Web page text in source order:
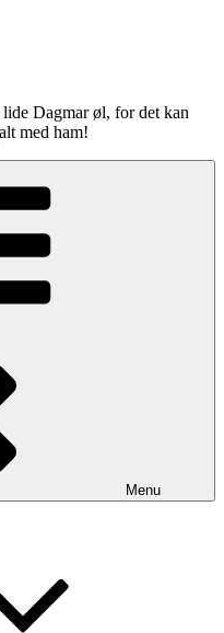
Dagmar øl, for det kan
med ham!
Menu